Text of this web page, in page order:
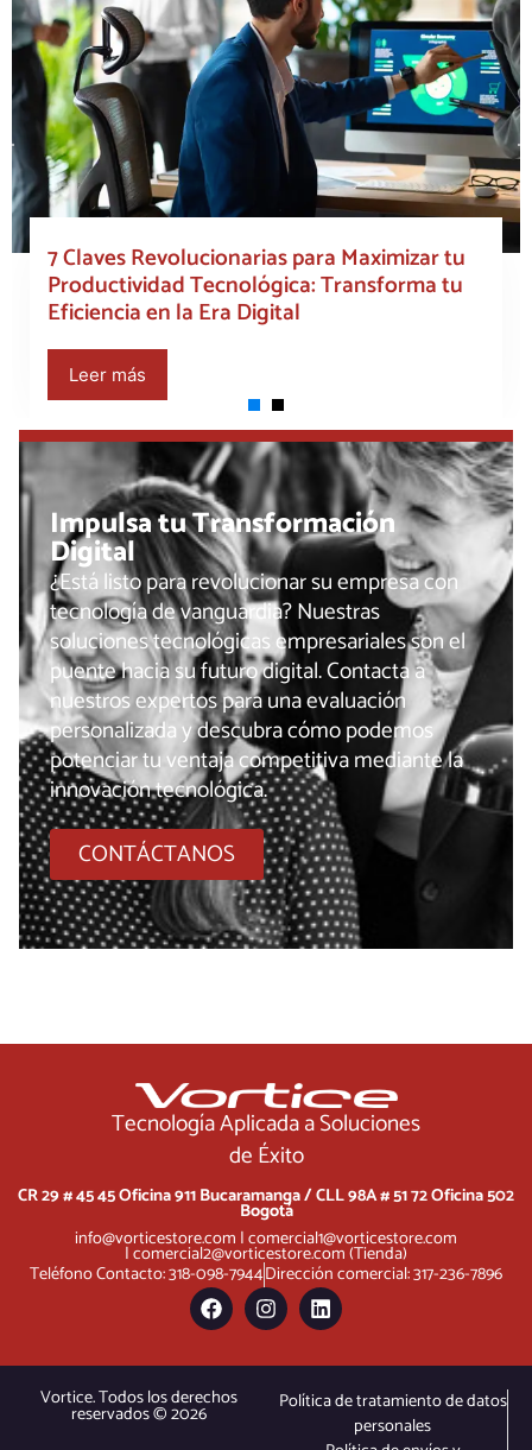
7 Claves Revolucionarias para Maximizar tu
Productividad Tecnológica: Transforma tu
Eficiencia en la Era Digital
Leer más
Impulsa tu Transformación
Digital
¿Está listo para revolucionar su empresa con
tecnología de vanguardia? Nuestras
soluciones tecnológicas empresariales son el
puente hacia su futuro digital. Contacta a
nuestros expertos para una evaluación
personalizada y descubra cómo podemos
potenciar tu ventaja competitiva mediante la
innovación tecnológica.
CONTÁCTANOS
Tecnología Aplicada a Soluciones
de Éxito
CR 29 # 45 45 Oficina 911 Bucaramanga /CLL 98A # 51 72 Oficina 502
Bogotá
info@vorticestore.com |comercial1@vorticestore.com
|comercial2@vorticestore.com(Tienda)
Teléfono Contacto: 318-098-7944Dirección comercial: 317-236-7896
Vortice. Todos los derechos
reservados © 2026
Política de tratamiento de datos
personales